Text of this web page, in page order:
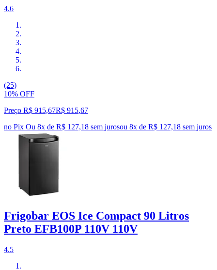
4.6
(25)
10% OFF
Preço R$ 915,67R$ 915,67
no Pix Ou 8x de R$ 127,18 sem jurosou 8x de R$ 127,18 sem juros
Frigobar EOS Ice Compact 90 Litros
Preto EFB100P 110V 110V
4.5